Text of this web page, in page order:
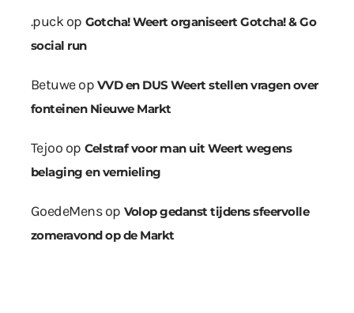
.puckop Gotcha! Weert organiseert Gotcha! & Go
social run
Betuweop VVD en DUS Weert stellen vragen over
fonteinen Nieuwe Markt
Tejoo op Celstraf voor man uit Weert wegens
belaging en vernieling
GoedeMensop Volop gedanst tijdens sfeervolle
zomeravond op de Markt